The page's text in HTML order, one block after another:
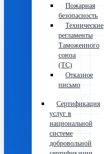
Пожарная
безопасность
Технические
регламенты
Таможенного
союза
(ТС)
Отказное
письмо
Сертификация
услуг в
национальной
системе
добровольной